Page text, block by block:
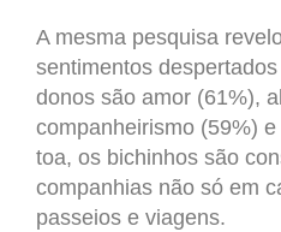
A mesma pesquisa
sentimentos
donos são amor (61%),
companheirismo (59%)
toa, os bichinhos são
companhias não só em
passeios e viagens.